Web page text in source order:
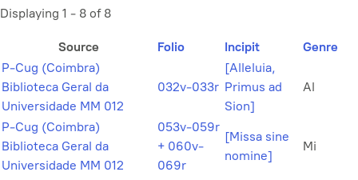
Displaying 1 - 8 of 8
Source Folio Incipit
Genre
P-Cug (Coimbra)
Biblioteca Geral da
Universidade MM 012
032v-033r
[Alleluia,
Primus ad
Sion]
Al
P-Cug (Coimbra)
Biblioteca Geral da
Universidade MM 012
053v-059r
+ 060v-
069r
[Missa sine
nomine]
Mi